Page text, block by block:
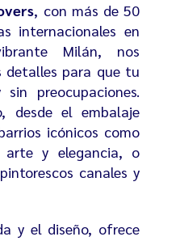
, con más de 50
internacionales en
Milán, nos
detalles para que tu
preocupaciones.
desde el embalaje
icónicos como
y elegancia, o
canales y
y el diseño, ofrece